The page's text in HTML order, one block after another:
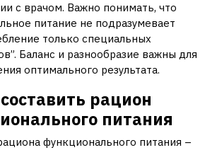
с врачом. Важно понимать, что
питание не подразумевает
только специальных
Баланс и разнообразие важны для
оптимального результата.
рацион
питания
функционального питания –